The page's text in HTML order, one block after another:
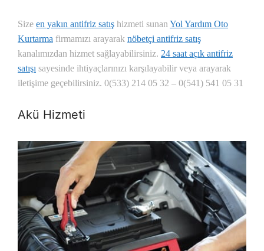
Size en yakın antifriz satış hizmeti sunan Yol Yardım Oto
Kurtarma firmamızı arayarak nöbetçi antifriz satış
kanalımızdan hizmet sağlayabilirsiniz. 24 saat açık antifriz
satışı sayesinde ihtiyaçlarınızı karşılayabilir veya arayarak
iletişime geçebilirsiniz. 0(533) 214 05 32 – 0(541) 541 05 31
Akü Hizmeti